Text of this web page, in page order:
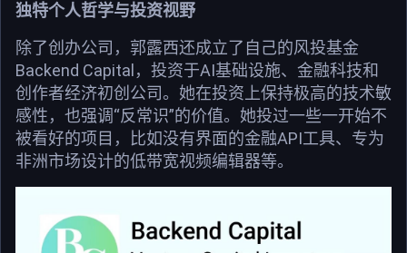
独特个人哲学与投资视野
除了创办公司，郭露西还成立了自己的风投基金
Backend Capital，投资于AI基础设施、金融科技和
创作者经济初创公司。她在投资上保持极高的技术敏
感性，也强调“反常识”的价值。她投过一些一开始不
被看好的项目，比如没有界面的金融API工具、专为
非洲市场设计的低带宽视频编辑器等。